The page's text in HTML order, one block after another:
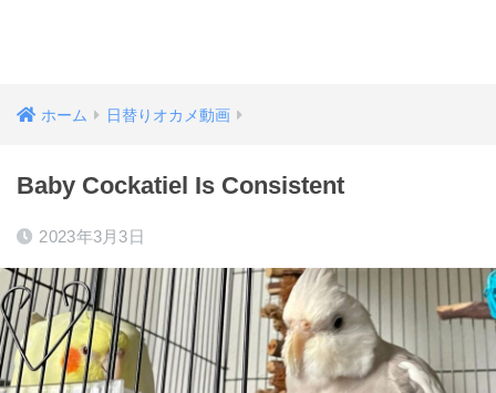
ホーム 日替りオカメ動画
Baby Cockatiel Is Consistent
2023年3月3日